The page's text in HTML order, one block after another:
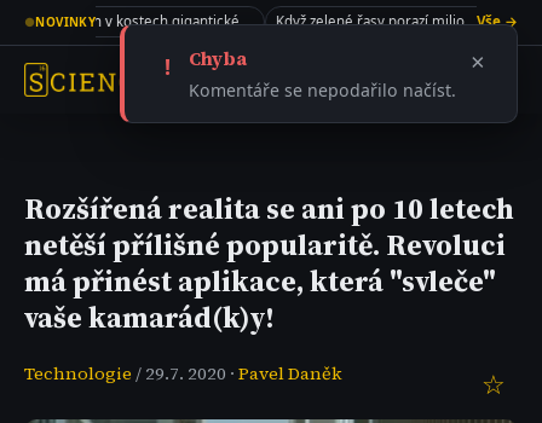
●NOVINKY Kolagen v kostech gigantického sauropoda Když zelené řasy porazí miliony dolarů Vše →
Rozšířená realita se ani po 10 letech
netěší přílišné popularitě. Revoluci
má přinést aplikace, která "svleče"
vaše kamarád(k)y!
Technologie / 29.7. 2020 · Pavel Daněk ☆
! Chyba
Komentáře se nepodařilo načíst.
×